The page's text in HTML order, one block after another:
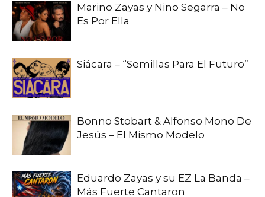
Marino Zayas y Nino Segarra – No
Es Por Ella
Siácara – “Semillas Para El Futuro”
Bonno Stobart & Alfonso Mono De
Jesús – El Mismo Modelo
Eduardo Zayas y su EZ La Banda –
Más Fuerte Cantaron